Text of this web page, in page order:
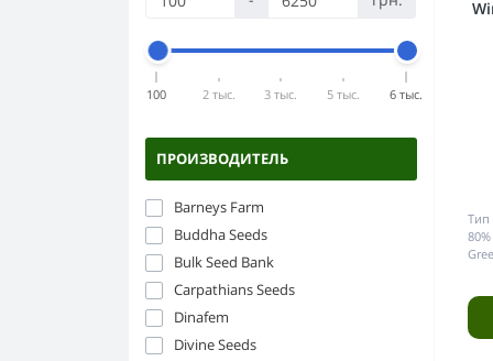
Компоненты ДНаТ
ЭПРА
Горшки и ёмкости
Аксессуары для гровинга
Силикон
Стекло
Керамика
Пластик
Бонги
Бумага папиросная
Прессы для травы
Напасы
100 2 тыс. 3 тыс. 5 тыс. 6 тыс.
ПРОИЗВОДИТЕЛЬ
Barneys Farm
Buddha Seeds
Bulk Seed Bank
Carpathians Seeds
Dinafem
Divine Seeds
Тип
80%